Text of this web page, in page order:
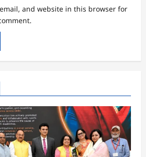
and website in this browser for